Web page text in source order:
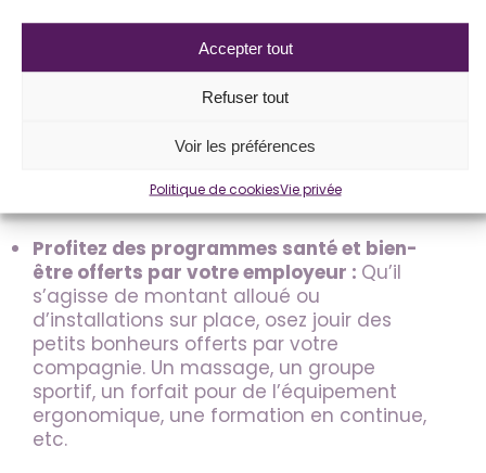
Accepter tout
Refuser tout
Voir les préférences
Politique de cookiesVie privée
fortes chances que vous lisiez vos courriels
ou autres messages dès que vous recevez
une notification. Combattez l’impulsion de
heures précises pour consulter votre boîte
Profitez des programmes santé et bien-
être offerts par votre employeur : Qu’il
s’agisse de montant alloué ou
d’installations sur place, osez jouir des
petits bonheurs offerts par votre
compagnie. Un massage, un groupe
sportif, un forfait pour de l’équipement
ergonomique, une formation en continue,
etc.